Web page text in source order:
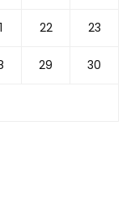
22 23
29 30